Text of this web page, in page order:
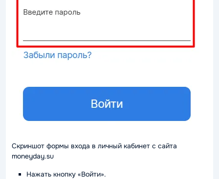
Скриншот формы входа в личный кабинет с сайта
moneyday.su
Нажать кнопку «Войти».